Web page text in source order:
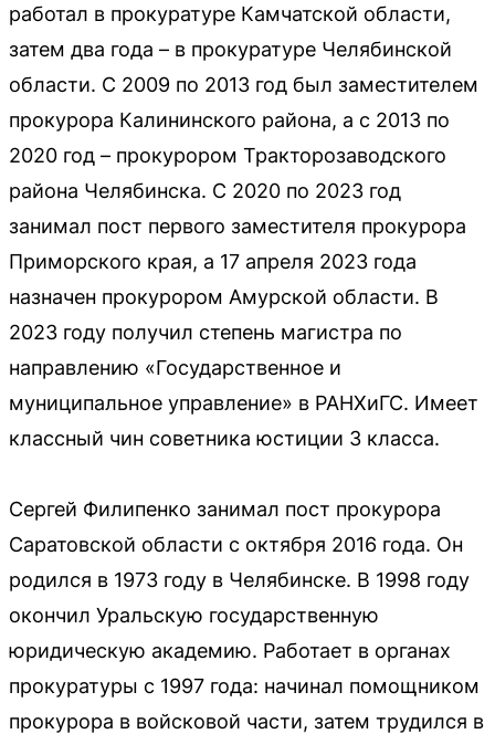
работал в прокуратуре Камчатской области,
затем два года – в прокуратуре Челябинской
области. С 2009 по 2013 год был заместителем
прокурора Калининского района, а с 2013 по
2020 год – прокурором Тракторозаводского
района Челябинска. С 2020 по 2023 год
занимал пост первого заместителя прокурора
Приморского края, а 17 апреля 2023 года
назначен прокурором Амурской области. В
2023 году получил степень магистра по
направлению «Государственное и
муниципальное управление» в РАНХиГС. Имеет
классный чин советника юстиции 3 класса.
Сергей Филипенко занимал пост прокурора
Саратовской области с октября 2016 года. Он
родился в 1973 году в Челябинске. В 1998 году
окончил Уральскую государственную
юридическую академию. Работает в органах
прокуратуры с 1997 года: начинал помощником
прокурора в войсковой части, затем трудился в